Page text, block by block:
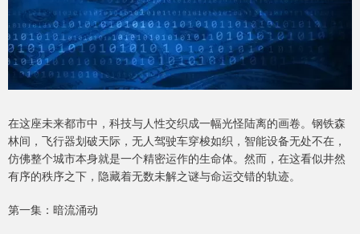
在这座未来都市中，科技与人性交织成一幅光怪陆离的画卷。钢铁森
林间，飞行器划破天际，无人驾驶车穿梭如织，智能设备无处不在，
仿佛整个城市本身就是一个精密运作的生命体。然而，在这看似井然
有序的秩序之下，隐藏着无数未解之谜与命运交错的轨迹。
第一集：暗流涌动